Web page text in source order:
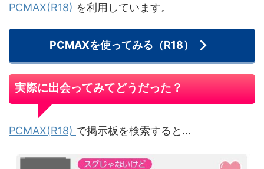
PCMAX(R18) を利用しています。
PCMAXを使ってみる（R18）
実際に出会ってみてどうだった？
PCMAX(R18) で掲示板を検索すると…